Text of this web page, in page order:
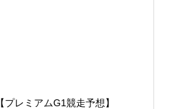
【プレミアムG1競走予想】